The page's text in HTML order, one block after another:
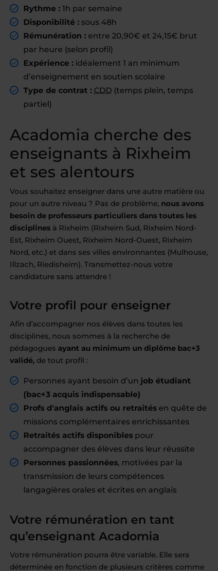
Rythme : 1h par semaine
Disponibilité : sous 48h
Rémunération : entre 20,90€ et 24,15€ brut
par heure (selon profil)
Expérience : idéalement 1 an minimum
d’enseignement en soutien scolaire
Type de contrat : CDD (temps plein, temps
partiel)
Acadomia cherche des
enseignants à Rixheim
et ses alentours
Vous souhaitez enseigner dans une autre matière ou
pour un autre niveau ? Pas de problème, nous avons
besoin de professeurs particuliers dans toutes les
disciplines à Rixheim (Rixheim Sud, Rixheim Nord-
Est, Rixheim Ouest, Rixheim Nord-Ouest, Rixheim
Nord, etc.) et dans ses villes environnantes (Mulhouse,
Illzach, Riedisheim). Transmettez-nous votre
candidature sans attendre !
Votre profil pour enseigner
Afin d’accompagner nos élèves dans toutes les
disciplines, nous sommes à la recherche de
pédagogues ayant au minimum un diplôme bac+3
validé, de tout profil :
Personnes ayant besoin d’un job étudiant
(bac+3 acquis indispensable)
Profs d'anglais actifs ou retraités en quête de
missions complémentaires enrichissantes
Retraités actifs disponibles pour
accompagner des élèves dans leur réussite
Personnes passionnées, motivées par la
transmission de leurs compétences
langagières orales et écrites en anglais
Votre rémunération en tant
qu’enseignant Acadomia
Votre rémunération pourra être variable. Elle sera
déterminée en fonction de plusieurs critères comme